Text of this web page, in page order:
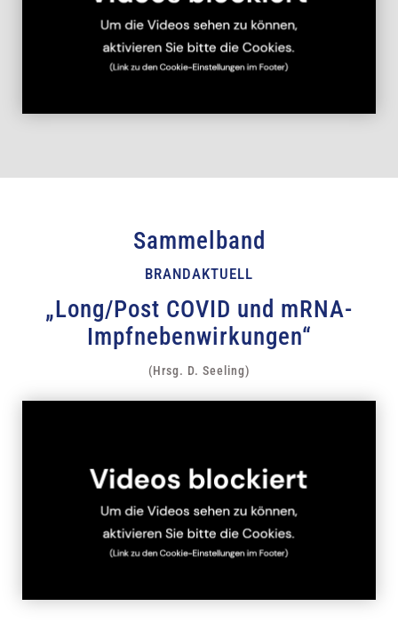
Sammelband
BRANDAKTUELL
„Long/Post COVID und mRNA-
Impfnebenwirkungen“
(Hrsg. D. Seeling)